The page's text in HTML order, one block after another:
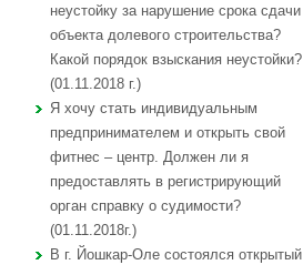
неустойку за нарушение срока сдачи
объекта долевого строительства?
Какой порядок взыскания неустойки?
(01.11.2018 г.)
Я хочу стать индивидуальным
предпринимателем и открыть свой
фитнес – центр. Должен ли я
предоставлять в регистрирующий
орган справку о судимости?
(01.11.2018г.)
В г. Йошкар-Оле состоялся открытый